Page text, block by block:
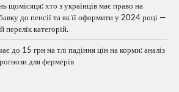
щомісяця: хто з українців має право на
до пенсії та як її оформити у 2024 році —
категорій.
до 15 грн на тлі падіння цін на корми: аналіз
для фермерів